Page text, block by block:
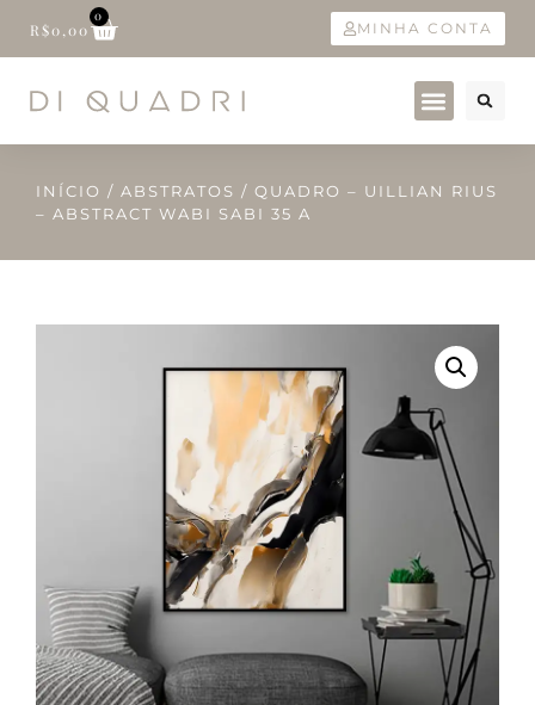
R$0,00
0
MINHA CONTA
INÍCIO / ABSTRATOS / QUADRO – UILLIAN RIUS
– ABSTRACT WABI SABI 35 A